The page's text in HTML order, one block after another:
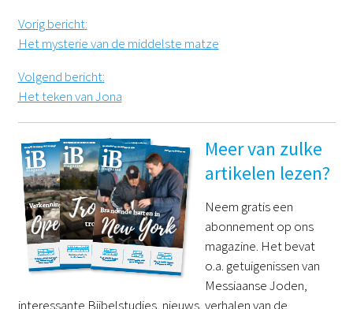
Vorig bericht:
Het mysterie van de middelste matze
Volgend bericht:
Het teken van Jona
Meer van zulke
artikelen lezen?
Neem gratis een
abonnement op ons
magazine. Het bevat
o.a. getuigenissen van
Messiaanse Joden,
interessante Bijbelstudies, nieuws, verhalen van de